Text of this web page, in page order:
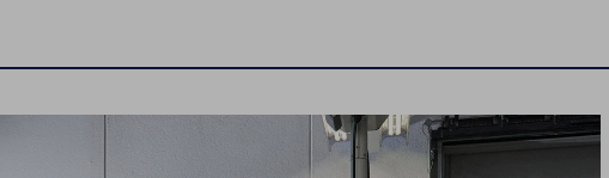
Części zamienne